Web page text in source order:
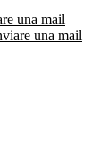
una mail
una mail